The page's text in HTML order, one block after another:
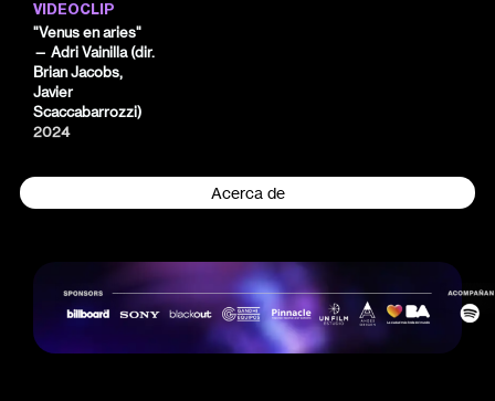
Acerca de
VIDEOCLIP
"Venus en aries"
— Adri Vainilla (dir.
Brian Jacobs,
Javier
Scaccabarrozzi)
2024